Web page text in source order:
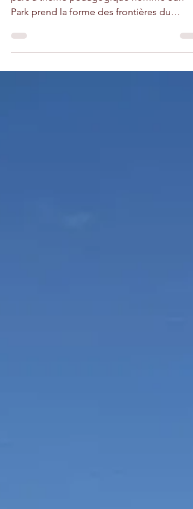
en catimini
A Ouarzazate, créé par l'agence Masen, le
parc à thème pédagogique nommé Sun